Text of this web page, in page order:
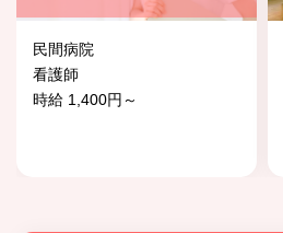
民間病院
看護師
時給 1,400円～